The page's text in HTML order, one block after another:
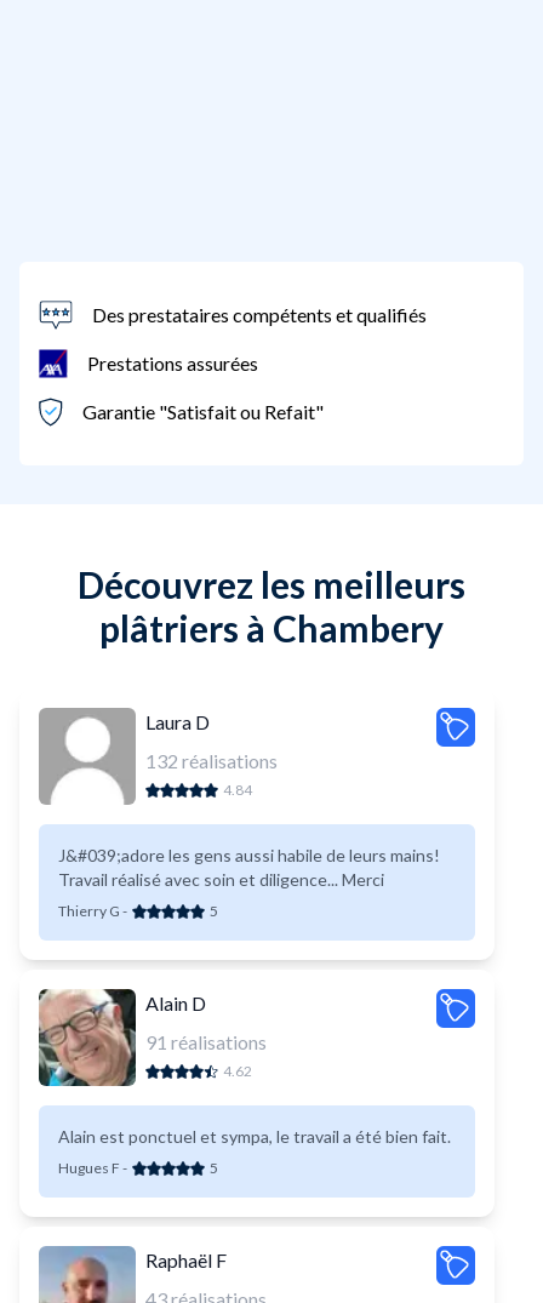
Des prestataires compétents et qualifiés
Prestations assurées
Garantie "Satisfait ou Refait"
Découvrez les meilleurs
plâtriers à Chambery
Laura D
132 réalisations
4.84
J&#039;adore les gens aussi habile de leurs mains!
Travail réalisé avec soin et diligence... Merci
Thierry G - 5
Alain D
91 réalisations
4.62
Alain est ponctuel et sympa, le travail a été bien fait.
Hugues F - 5
Raphaël F